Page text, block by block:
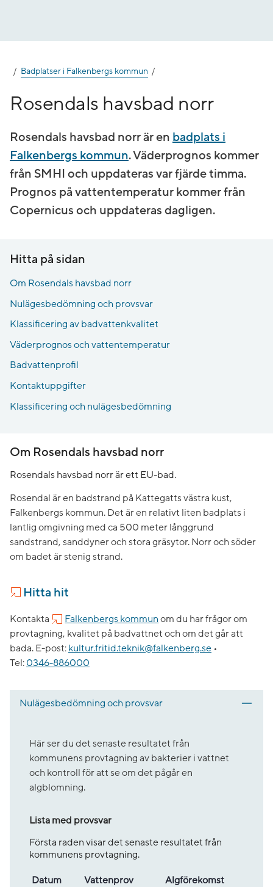
Badplatser i Falkenbergs kommun
Rosendals havsbad norr
Rosendals havsbad norr är en badplats i
Falkenbergs kommun. Väderprognos kommer
från SMHI och uppdateras var fjärde timma.
Prognos på vatten­temperatur kommer från
Copernicus och uppdateras dagligen.
Hitta på sidan
Om Rosendals havsbad norr
Nulägesbedömning och provsvar
Klassificering av badvattenkvalitet
Väderprognos och vattentemperatur
Badvattenprofil
Kontaktuppgifter
Klassificering och nulägesbedömning
Om Rosendals havsbad norr
Rosendals havsbad norr är ett EU-bad.
Rosendal är en badstrand på Kattegatts västra kust,
Falkenbergs kommun. Det är en relativt liten badplats i
lantlig omgivning med ca 500 meter långgrund
sandstrand, sanddyner och stora gräsytor. Norr och söder
om badet är stenig strand.
Hitta hit
Kontakta Falkenbergs kommun om du har frågor om
provtagning, kvalitet på badvattnet och om det går att
bada. E-post: kultur.fritid.teknik@falkenberg.se •
Tel: 0346-886000
Nulägesbedömning och provsvar
Här ser du det senaste resultatet från
kommunens provtagning av bakterier i vattnet
och kontroll för att se om det pågår en
algblomning.
Lista med provsvar
Första raden visar det senaste resultatet från
kommunens provtagning.
Datum Vatten­prov
Alg­före­komst